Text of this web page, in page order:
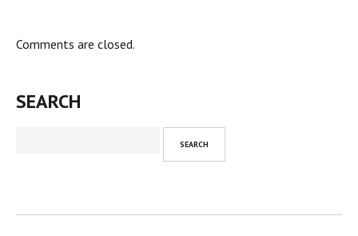
Comments are closed.
SEARCH